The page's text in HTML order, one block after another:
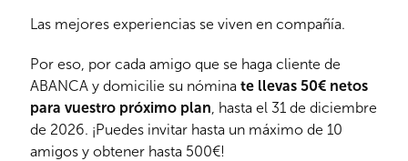
Las mejores experiencias se viven en compañía.
Por eso, por cada amigo que se haga cliente de
ABANCA y domicilie su nómina te llevas 50€ netos
para vuestro próximo plan, hasta el 31 de diciembre
de 2026. ¡Puedes invitar hasta un máximo de 10
amigos y obtener hasta 500€!